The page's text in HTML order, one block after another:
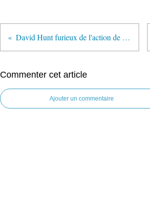
David Hunt furieux de l'action de Group Lotus
Commenter cet article
Ajouter un commentaire